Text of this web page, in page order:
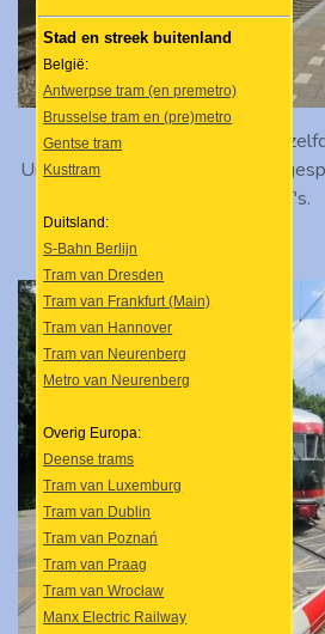
Sprinter-drietje 2949 op
Uitgeest - Rhenen, die normaal
met SLT's.
Stad en streek buitenland
België:
Antwerpse tram (en premetro)
Brusselse tram en (pre)metro
Gentse tram
Kusttram
Duitsland:
S-Bahn Berlijn
Tram van Dresden
Tram van Frankfurt (Main)
Tram van Hannover
Tram van Neurenberg
Metro van Neurenberg
Overig Europa:
Deense trams
Tram van Luxemburg
Tram van Dublin
Tram van Poznań
Tram van Praag
Tram van Wrocław
Manx Electric Railway